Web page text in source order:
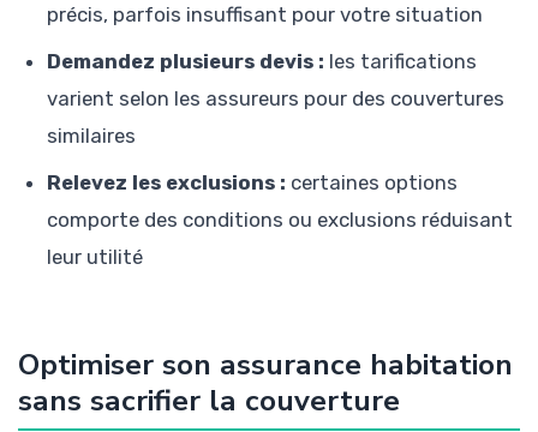
précis, parfois insuffisant pour votre situation
Demandez plusieurs devis : les tarifications
varient selon les assureurs pour des couvertures
similaires
Relevez les exclusions : certaines options
comporte des conditions ou exclusions réduisant
leur utilité
Optimiser son assurance habitation
sans sacrifier la couverture